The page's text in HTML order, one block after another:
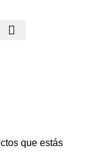
que estás